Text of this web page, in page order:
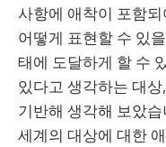
사항에 애착이 포함
어떻게 표현할 수 있
태에 도달하게 할 수
있다고 생각하는 대
기반해 생각해 보았
세계의 대상에 대한